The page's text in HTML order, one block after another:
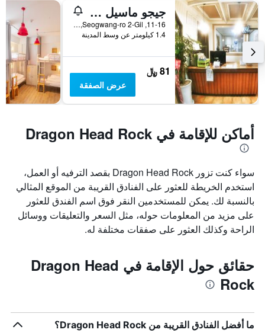
جيجو ماسيل جيست هاوس - دار ضيافة
11-16, Seogwang-ro 2-Gil, جيجو, كوريا الجنوبية
1.4 كيلومتر عن وسط المدينة
81 ﷼
عرض الصفقة
أماكن للإقامة في Dragon Head Rock
سواء كنت تزور Dragon Head Rock بقصد الترفيه أو العمل،
استخدم الخريطة للعثور على الفنادق القريبة من الموقع المثالي
بالنسبة لك. يمكن للمستخدمين النقر فوق اسم الفندق للعثور
على مزيد من المعلومات حوله، مثل السعر والتعليقات ووسائل
الراحة وكذلك العثور على صفقات مختلفة له.
حقائق حول الإقامة في Dragon Head
Rock
ما أفضل الفنادق القريبة من Dragon Head Rock؟